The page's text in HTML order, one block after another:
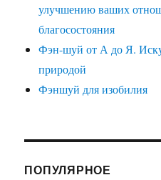
улучшению ваших
благосостояния
Фэн-шуй от А до Я.
природой
Фэншуй для изобилия
ПОПУЛЯРНОЕ